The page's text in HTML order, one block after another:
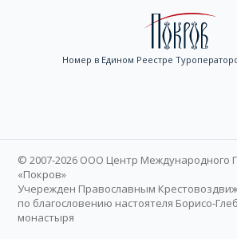
Номер в Едином Реестре
© 2007-2026 ООО Центр Международного
«Покров»
Учережден Православным
по благословению настоятеля Борисо-
монастыря